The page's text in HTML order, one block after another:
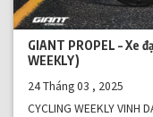
GIANT PROPEL – Xe
WEEKLY)
24 Tháng 03 , 2025
CYCLING WEEKLY VINH